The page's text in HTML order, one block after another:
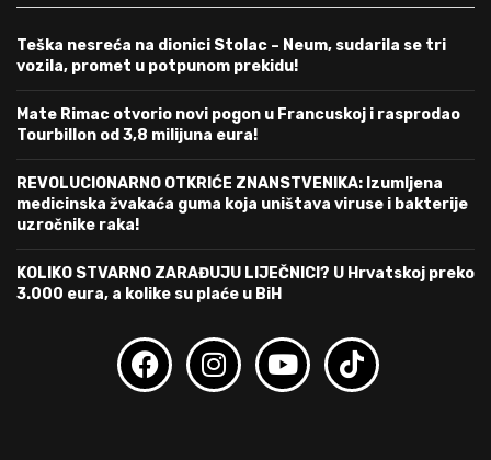
Teška nesreća na dionici Stolac – Neum, sudarila se tri
vozila, promet u potpunom prekidu!
Mate Rimac otvorio novi pogon u Francuskoj i rasprodao
Tourbillon od 3,8 milijuna eura!
REVOLUCIONARNO OTKRIĆE ZNANSTVENIKA: Izumljena
medicinska žvakaća guma koja uništava viruse i bakterije
uzročnike raka!
KOLIKO STVARNO ZARAĐUJU LIJEČNICI? U Hrvatskoj preko
3.000 eura, a kolike su plaće u BiH